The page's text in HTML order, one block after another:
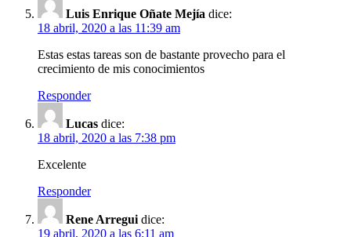
Luis Enrique Oñate Mejía dice:
18 abril, 2020 a las 11:39 am
Estas estas tareas son de bastante provecho para el
crecimiento de mis conocimientos
Responder
Lucas dice:
18 abril, 2020 a las 7:38 pm
Excelente
Responder
Rene Arregui dice:
19 abril, 2020 a las 6:11 am